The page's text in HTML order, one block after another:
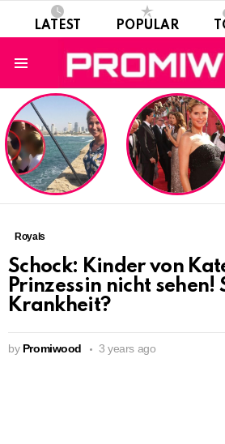
LATEST POPULAR
LATEST
STORIES
Royals
Schock: Kinder von
Prinzessin nicht sehen!
Krankheit?
by Promiwood 3 years ago